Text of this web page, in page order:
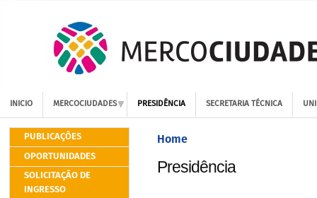
INICIO MERCOCIUDADES PRESIDÊNCIA SECRETARIA TÉCNICA
PUBLICAÇÕES
OPORTUNIDADES
SOLICITAÇÃO DE
INGRESSO
Home
Presidência